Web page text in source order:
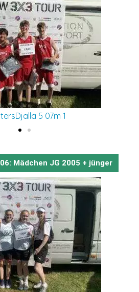
5 07m 1
Mädchen JG 2005 + jünger